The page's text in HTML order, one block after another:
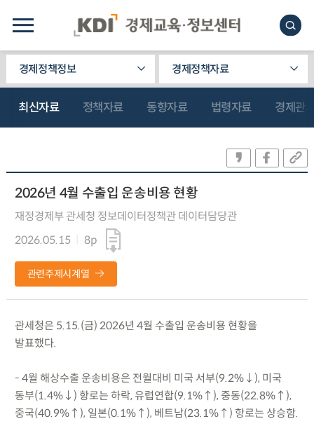
경제정책정보 경제정책자료
최신자료 정책자료 동향자료 법령자료 경제관
2026년 4월 수출입 운송비용 현황
재정경제부 관세청 정보데이터정책관 데이터담당관
2026.05.15
8p
관련주제시계열
관세청은 5.15.(금) 2026년 4월 수출입 운송비용 현황을
발표했다.
- 4월 해상수출 운송비용은 전월대비 미국 서부(9.2%↓), 미국
동부(1.4%↓) 항로는 하락, 유럽연합(9.1%↑), 중동(22.8%↑),
중국(40.9%↑), 일본(0.1%↑), 베트남(23.1%↑) 항로는 상승함.